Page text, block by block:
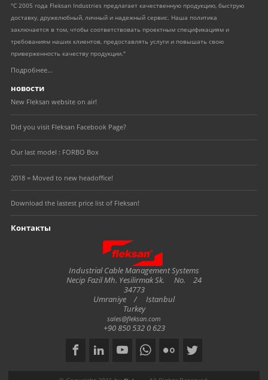
"С 2005 года Fleksan Industries предлагает качественную продукцию, быструю
доставку, дружелюбный, личный и надежный сервис. Наша политика
заключается в том, чтобы соответствовать проектным спецификациям и
требованиям наших клиентов, предоставлять услуги и повышать свою
приверженность качеству продукции."
Подробнее...
новости
New Fleksan website on air!
Did you visit Fleksan Facebook Page?
Our last model : FORBO Box
2018 = Moved to new headoffice!
Download the lastest price list of Fleksan!
Контакты
Industrial Cable Management Systems
Necip Fazil Mh. Yesilirmak Sk.
No.
24
34773
Umraniye
/
Istanbul
Turkey
sales@fleksan.com
+90 850 532 0 623
Copyright notice